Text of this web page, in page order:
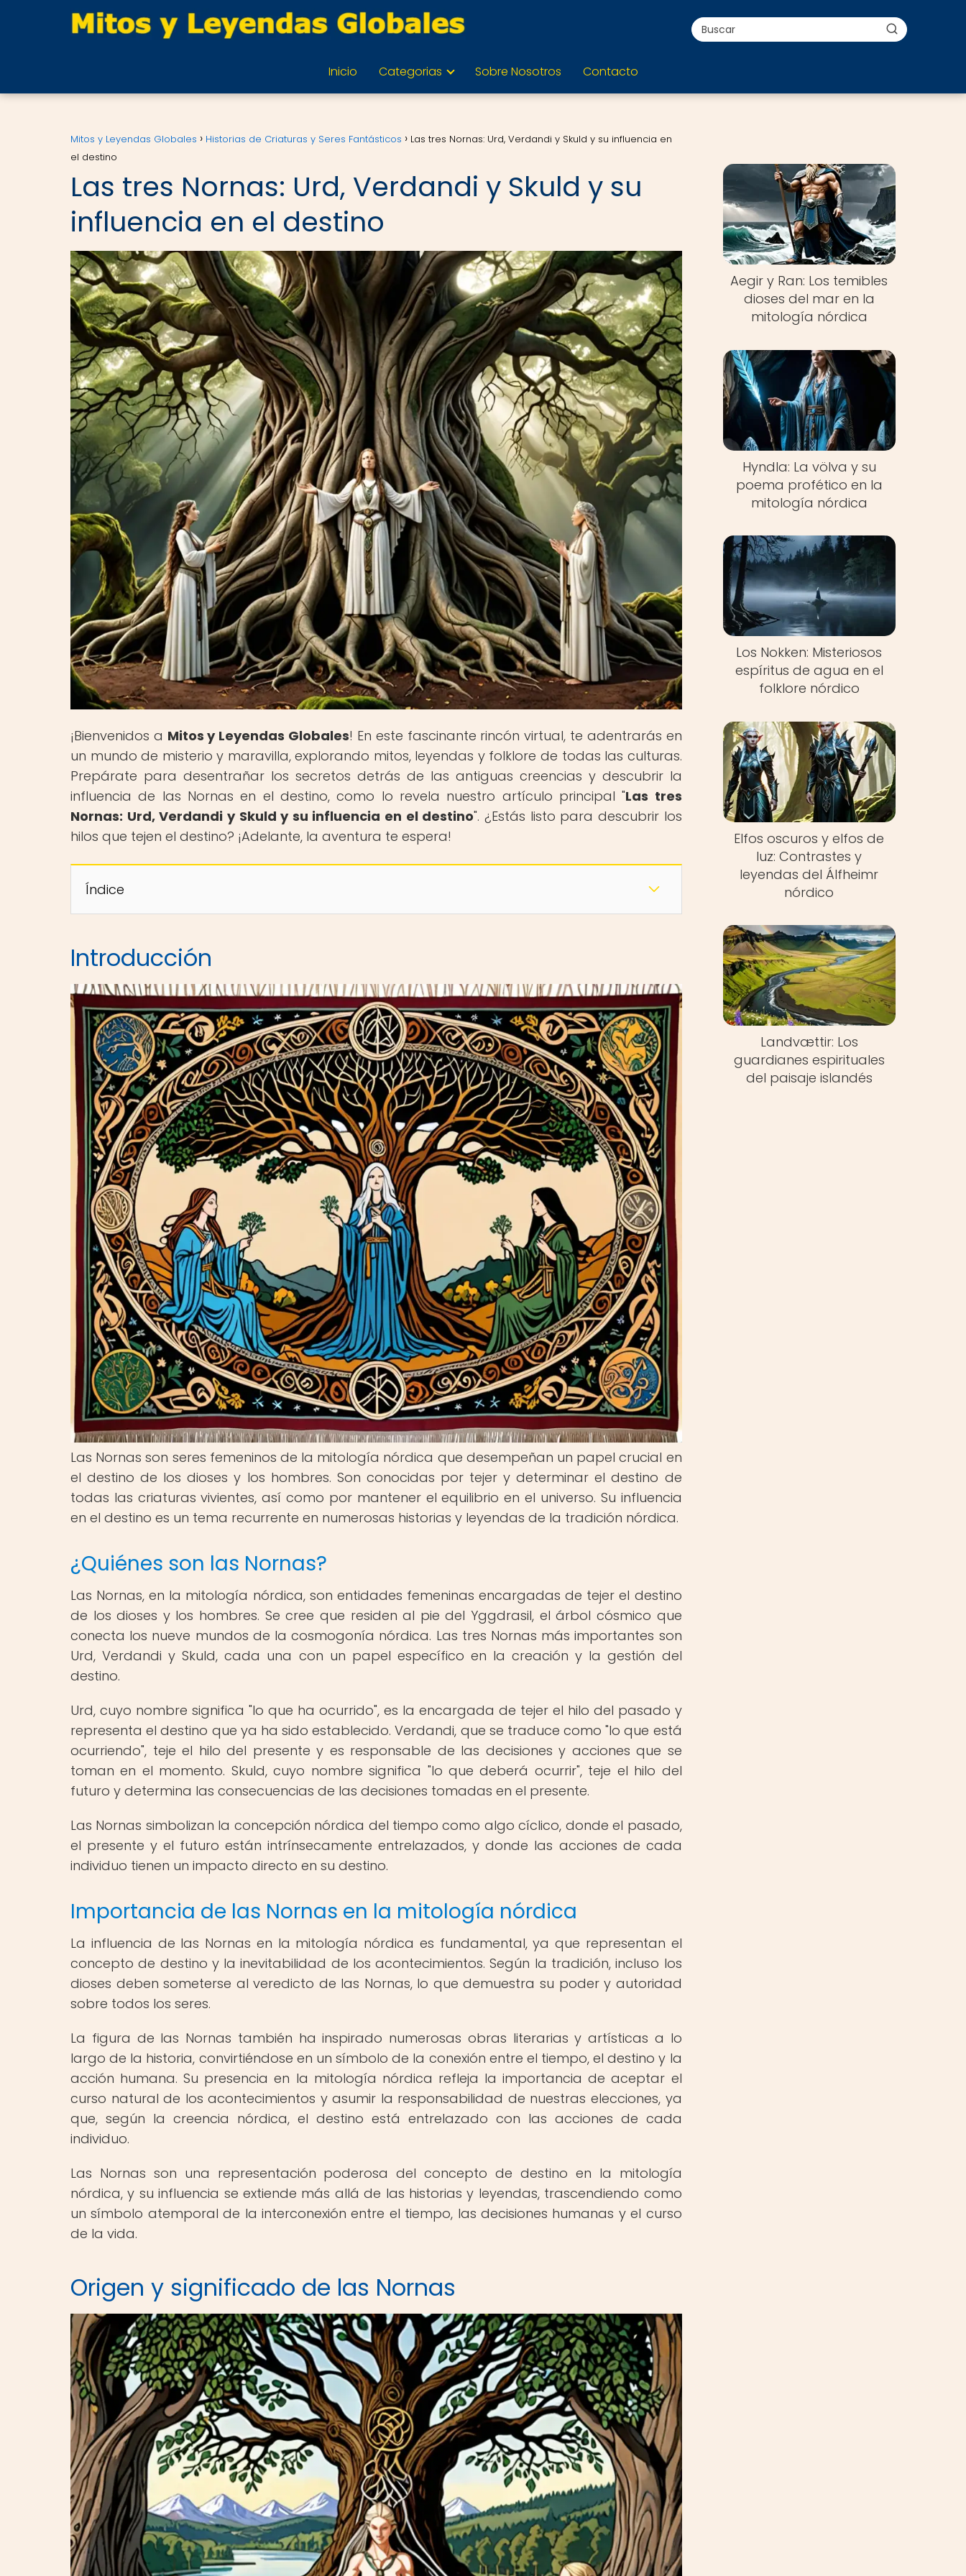
Inicio Categorias Sobre Nosotros Contacto
Mitos y Leyendas Globales Historias de Criaturas y Seres Fantásticos
Las tres Nornas: Urd, Verdandi y Skuld y su influencia en
el destino
Las tres Nornas: Urd, Verdandi y Skuld y su
influencia en el destino
¡Bienvenidos a Mitos y Leyendas Globales! En este fascinante rincón virtual, te adentrarás en
un mundo de misterio y maravilla, explorando mitos, leyendas y folklore de todas las culturas.
Prepárate para desentrañar los secretos detrás de las antiguas creencias y descubrir la
influencia de las Nornas en el destino, como lo revela nuestro artículo principal "Las tres
Nornas: Urd, Verdandi y Skuld y su influencia en el destino". ¿Estás listo para descubrir los
hilos que tejen el destino? ¡Adelante, la aventura te espera!
Índice
Introducción
Las Nornas son seres femeninos de la mitología nórdica que desempeñan un papel crucial en
el destino de los dioses y los hombres. Son conocidas por tejer y determinar el destino de
todas las criaturas vivientes, así como por mantener el equilibrio en el universo. Su influencia
en el destino es un tema recurrente en numerosas historias y leyendas de la tradición nórdica.
¿Quiénes son las Nornas?
Las Nornas, en la mitología nórdica, son entidades femeninas encargadas de tejer el destino
de los dioses y los hombres. Se cree que residen al pie del Yggdrasil, el árbol cósmico que
conecta los nueve mundos de la cosmogonía nórdica. Las tres Nornas más importantes son
Urd, Verdandi y Skuld, cada una con un papel específico en la creación y la gestión del
destino.
Urd, cuyo nombre significa "lo que ha ocurrido", es la encargada de tejer el hilo del pasado y
representa el destino que ya ha sido establecido. Verdandi, que se traduce como "lo que está
ocurriendo", teje el hilo del presente y es responsable de las decisiones y acciones que se
toman en el momento. Skuld, cuyo nombre significa "lo que deberá ocurrir", teje el hilo del
futuro y determina las consecuencias de las decisiones tomadas en el presente.
Las Nornas simbolizan la concepción nórdica del tiempo como algo cíclico, donde el pasado,
el presente y el futuro están intrínsecamente entrelazados, y donde las acciones de cada
individuo tienen un impacto directo en su destino.
Importancia de las Nornas en la mitología nórdica
La influencia de las Nornas en la mitología nórdica es fundamental, ya que representan el
concepto de destino y la inevitabilidad de los acontecimientos. Según la tradición, incluso los
dioses deben someterse al veredicto de las Nornas, lo que demuestra su poder y autoridad
sobre todos los seres.
La figura de las Nornas también ha inspirado numerosas obras literarias y artísticas a lo
largo de la historia, convirtiéndose en un símbolo de la conexión entre el tiempo, el destino y la
acción humana. Su presencia en la mitología nórdica refleja la importancia de aceptar el
curso natural de los acontecimientos y asumir la responsabilidad de nuestras elecciones, ya
que, según la creencia nórdica, el destino está entrelazado con las acciones de cada
individuo.
Las Nornas son una representación poderosa del concepto de destino en la mitología
nórdica, y su influencia se extiende más allá de las historias y leyendas, trascendiendo como
un símbolo atemporal de la interconexión entre el tiempo, las decisiones humanas y el curso
de la vida.
Origen y significado de las Nornas
Aegir y Ran: Los temibles
dioses del mar en la
mitología nórdica
Hyndla: La völva y su
poema profético en la
mitología nórdica
Los Nokken: Misteriosos
espíritus de agua en el
folklore nórdico
Elfos oscuros y elfos de
luz: Contrastes y
leyendas del Álfheimr
nórdico
Landvættir: Los
guardianes espirituales
del paisaje islandés